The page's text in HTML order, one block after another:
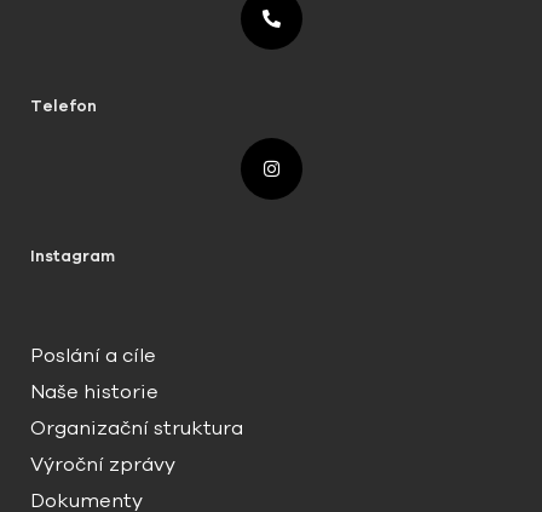
Poslání a cíle
Naše historie
Organizační struktura
Výroční zprávy
Dokumenty
Telefon
Instagram